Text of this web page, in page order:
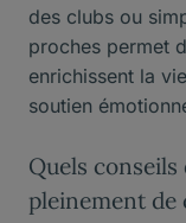
des clubs ou
proches permet
enrichissent la
soutien
Quels
pleinement de